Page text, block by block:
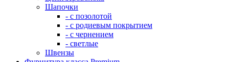
Шапочки
- с позолотой
- с родиевым покрытием
- с чернением
- светлые
Швензы